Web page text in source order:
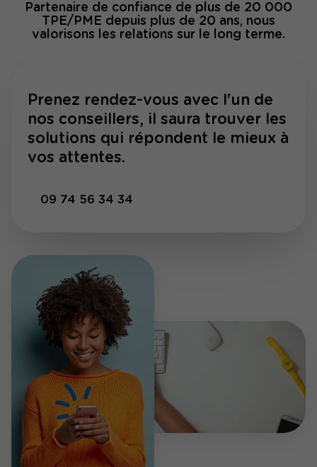
Partenaire de confiance de plus de 20 000
TPE/PME depuis plus de 20 ans, nous
valorisons les relations sur le long terme.
Prenez rendez-vous avec l'un de
nos conseillers, il saura trouver les
solutions qui répondent le mieux à
vos attentes.
09 74 56 34 34